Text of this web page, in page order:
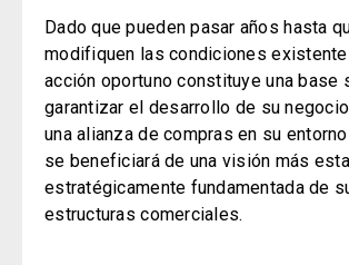
Dado que pueden pasar años hasta
modifiquen las condiciones
acción oportuno constituye una base
garantizar el desarrollo de su
una alianza de compras en su
se beneficiará de una visión más
estratégicamente fundamentada de
estructuras comerciales.